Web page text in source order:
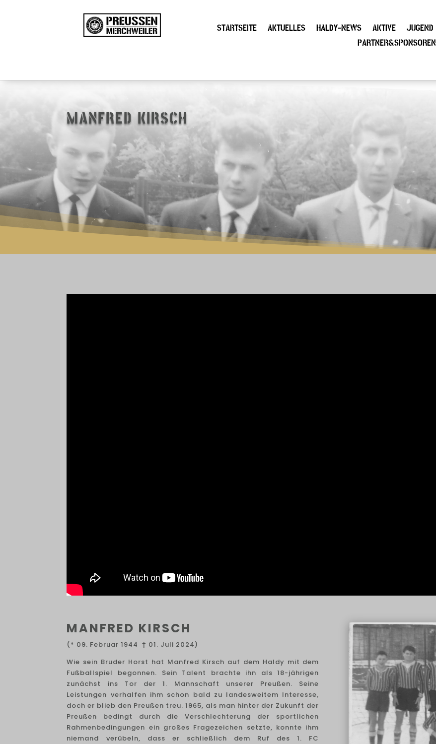
STARTSEITE AKTUELLES HALDY-NEWS AKTIVE JUGEND
PARTNER&SPONSOREN
MANFRED KIRSCH
MANFRED KIRSCH
(* 09. Februar 1944 † 01. Juli 2024)
Wie sein Bruder Horst hat Manfred Kirsch auf dem Haldy mit dem
Fußballspiel begonnen. Sein Talent brachte ihn als 18-jährigen
zunächst ins Tor der 1. Mannschaft unserer Preußen. Seine
Leistungen verhalfen ihm schon bald zu landesweitem Interesse,
doch er blieb den Preußen treu. 1965, als man hinter der Zukunft der
Preußen bedingt durch die Verschlechterung der sportlichen
Rahmenbedingungen ein großes Fragezeichen setzte, konnte ihm
niemand verübeln, dass er schließlich dem Ruf des 1. FC